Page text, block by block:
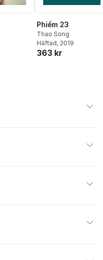
Phiếm 23
Thao Song
Häftad, 2019
363 kr